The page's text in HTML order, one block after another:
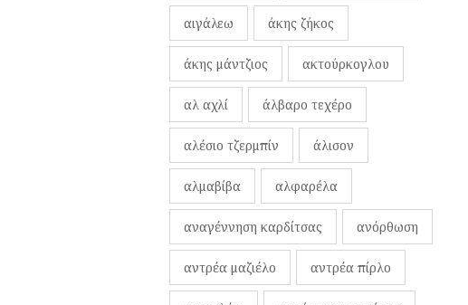
αιγάλεω άκης ζήκος
άκης μάντζιος ακτούρκογλου
αλ αχλί άλβαρο τεχέρο
αλέσιο τζερμπίν άλισον
αλμαβίβα αλφαρέλα
αναγέννηση καρδίτσας ανόρθωση
αντρέα μαζιέλο αντρέα πίρλο